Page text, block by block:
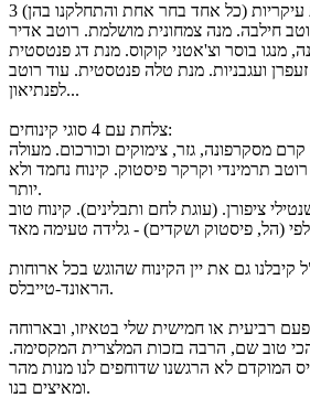
ועגבניות. מנת טלה פנטסטית. עוד רוטב
לפנתיאון...
צלחת עם 4 סוגי קינוחים:
תרמינדי וקרקר פיסטוק. קינוח נחמד ולא
יותר.
קיבלנו גם את יין הקינוח שהוגש בכל ארוחות
הראונד-טייבלס.
רביעית או חמישית שלי בטאיזו, ובארוחה
טוב שם, הרבה בזכות המלצרית המקסימה.
המוקדם לא הרגשנו שדוחפים לנו מנות מהר
ומאיצים בנו.